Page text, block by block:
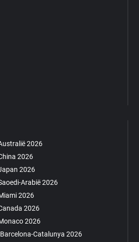
2026
2026
2026
Arabië 2026
2026
2026
2026
Catalunya 2026